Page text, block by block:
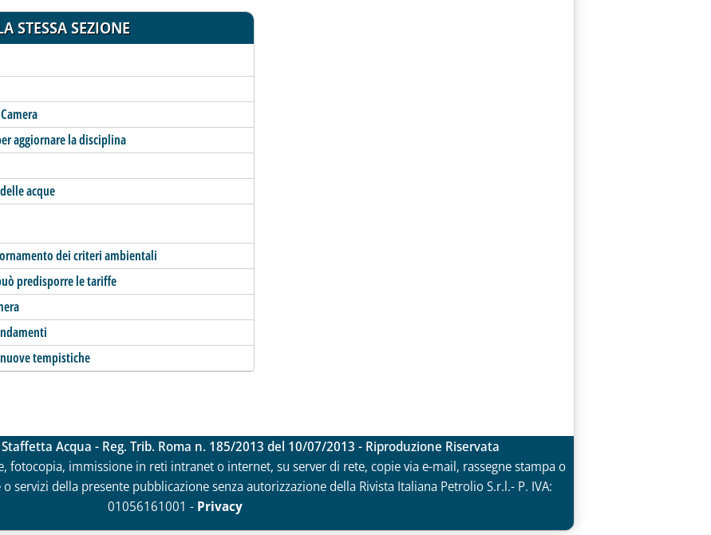
STESSA SEZIONE
aggiornare la disciplina
acque
dei criteri ambientali
predisporre le tariffe
tempistiche
Acqua - Reg. Trib. Roma n. 185/2013 del 10/07/2013 - Riproduzione Riservata
fotocopia, immissione in reti intranet o internet, su server di rete, copie via e-mail, rassegne stampa o
della presente pubblicazione senza autorizzazione della Rivista Italiana Petrolio S.r.l.- P. IVA:
01056161001 - Privacy